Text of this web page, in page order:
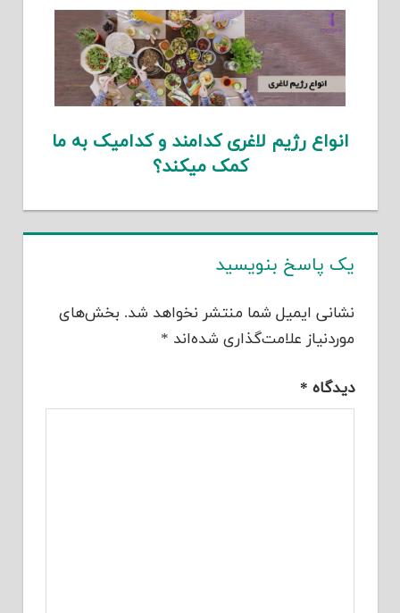
انواع رژیم لاغری کدامند و کدامیک به ما
کمک میکند؟
یک پاسخ بنویسید
نشانی ایمیل شما منتشر نخواهد شد. بخش‌های
موردنیاز علامت‌گذاری شده‌اند *
دیدگاه *